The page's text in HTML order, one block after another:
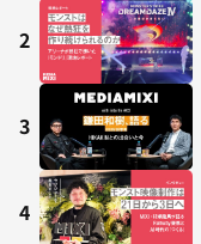
2
3
4